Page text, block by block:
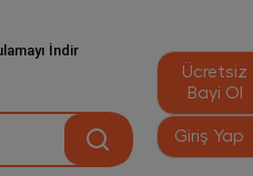
İndir
Ücretsiz
Bayi Ol
Giriş Yap